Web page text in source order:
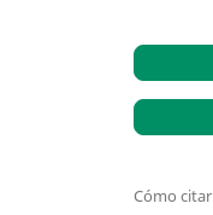
Cómo citar